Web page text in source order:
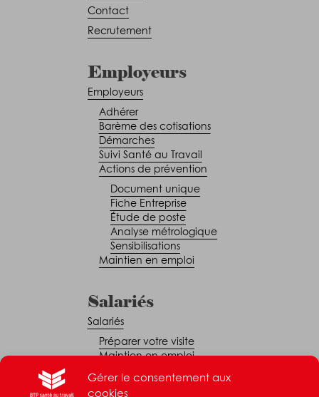
Gérer le consentement aux
cookies
Contact
Recrutement
Employeurs
Employeurs
Adhérer
Barème des cotisations
Démarches
Suivi Santé au Travail
Actions de prévention
Document unique
Fiche Entreprise
Étude de poste
Analyse métrologique
Sensibilisations
Maintien en emploi
Salariés
Salariés
Préparer votre visite
Maintien en emploi